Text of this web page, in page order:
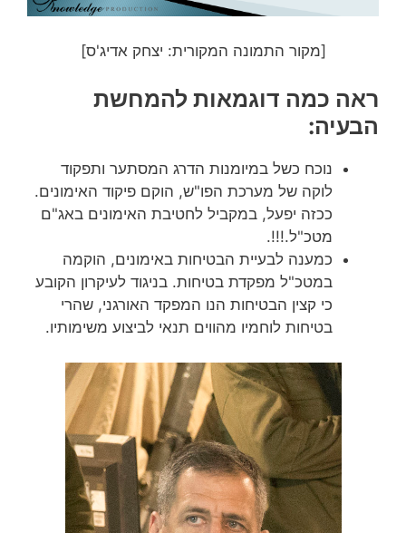
[מקור התמונה המקורית: יצחק אדיג'ס]
ראה כמה דוגמאות להמחשת
הבעיה:
נוכח כשל במיומנות הדרג המסתער ותפקוד
לוקה של מערכת הפו"ש, הוקם פיקוד האימונים.
ככזה יפעל, במקביל לחטיבת האימונים באג"ם
מטכ"ל.!!!.
כמענה לבעיית הבטיחות באימונים, הוקמה
במטכ"ל מפקדת בטיחות. בניגוד לעיקרון הקובע
כי קצין הבטיחות הנו המפקד האורגני, שהרי
בטיחות לוחמיו מהווים תנאי לביצוע משימותיו.